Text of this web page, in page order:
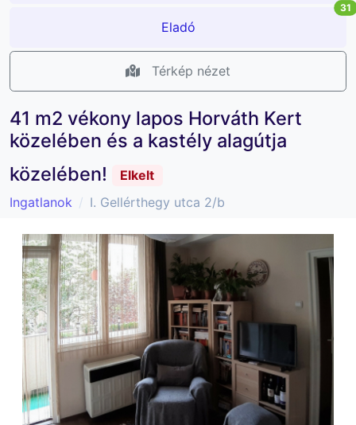
Eladó
31
Térkép nézet
41 m2 vékony lapos Horváth Kert
közelében és a kastély alagútja
közelében!
Elkelt
Ingatlanok
I. Gellérthegy utca 2/b